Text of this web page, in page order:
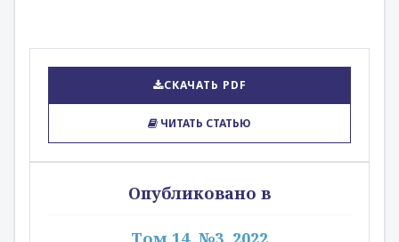
СКАЧАТЬ PDF
ЧИТАТЬ СТАТЬЮ
Опубликовано в